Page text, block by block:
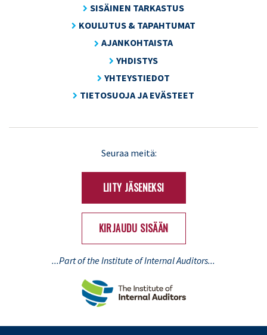
SISÄINEN TARKASTUS
KOULUTUS & TAPAHTUMAT
AJANKOHTAISTA
YHDISTYS
YHTEYSTIEDOT
TIETOSUOJA JA EVÄSTEET
Seuraa meitä:
LIITY JÄSENEKSI
KIRJAUDU SISÄÄN
...Part of the Institute of Internal Auditors...